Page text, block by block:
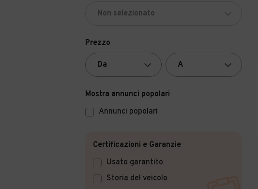
Prezzo
Mostra annunci popolari
Annunci popolari
Certificazioni e Garanzie
Usato garantito
Storia del veicolo